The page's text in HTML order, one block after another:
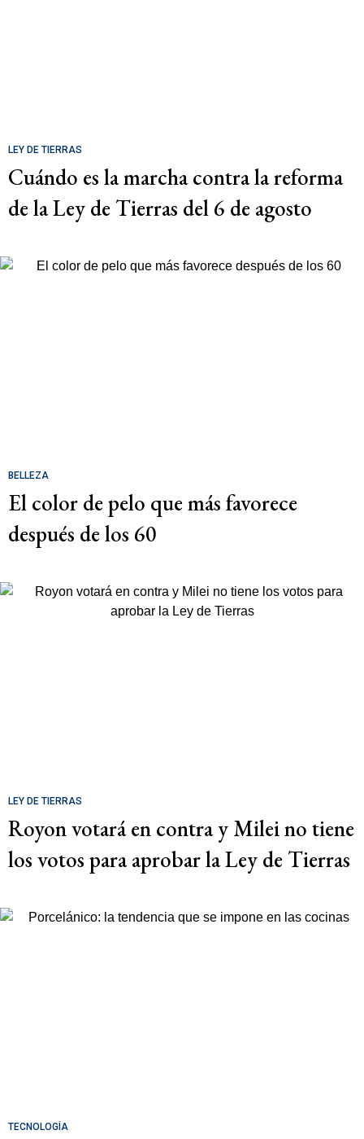
LEY DE TIERRAS
Cuándo es la marcha contra la reforma
de la Ley de Tierras del 6 de agosto
BELLEZA
El color de pelo que más favorece
después de los 60
LEY DE TIERRAS
Royon votará en contra y Milei no tiene
los votos para aprobar la Ley de Tierras
TECNOLOGÍA